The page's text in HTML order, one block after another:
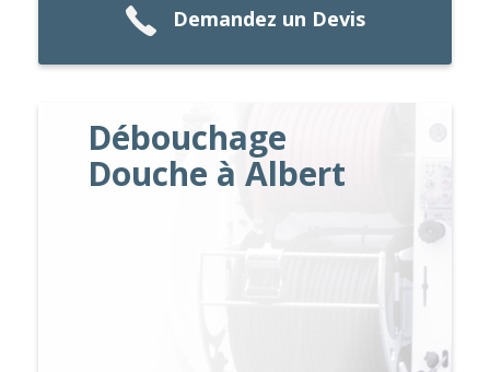
Demandez un Devis
Débouchage
Douche à Albert